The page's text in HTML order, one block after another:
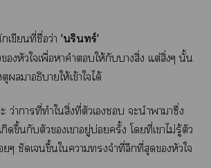
เขียนที่ชื่อว่า 'นรินทร์'
หัวใเพื่อาคำให้กับาสิ่ง แต่สิ่งๆ นั้น
าอธิบายให้เข้าใได้
ว่าาที่ทำใสิ่งที่ตัวเ ะนำาาซึ่ง
ขึ้นกับตัวเาอยู่บ่อยครั้ง โที่เาไม่รู้ตัว
ๆ ชัดเจนขึ้นใาจำที่ลึกที่สุดหัวใ